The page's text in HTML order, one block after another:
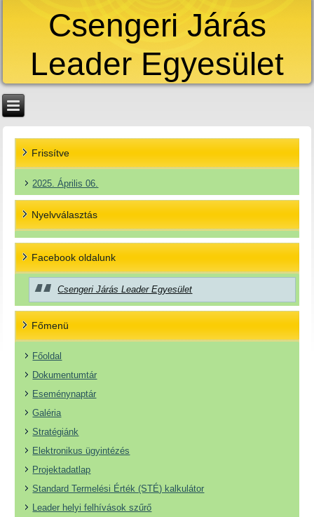
Csengeri Járás
Leader Egyesület
Frissítve
2025. Április 06.
Nyelvválasztás
Facebook oldalunk
Csengeri Járás Leader Egyesület
Főmenü
Főoldal
Dokumentumtár
Eseménynaptár
Galéria
Stratégiánk
Elektronikus ügyintézés
Projektadatlap
Standard Termelési Érték (STÉ) kalkulátor
Leader helyi felhívások szűrő